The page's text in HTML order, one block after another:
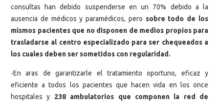
consultas han debido suspenderse en un 70% debido a la
ausencia de médicos y paramédicos, pero sobre todo de los
mismos pacientes que no disponen de medios propios para
trasladarse al centro especializado para ser chequeados a
los cuales deben ser sometidos con regularidad.
-En aras de garantizarle el tratamiento oportuno, eficaz y
eficiente a todos los pacientes que hacen vida en los once
hospitales y 238 ambulatorios que componen la red de